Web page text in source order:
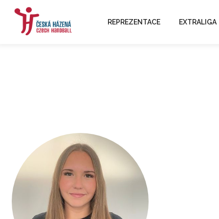
REPREZENTACE EXTRALIGA